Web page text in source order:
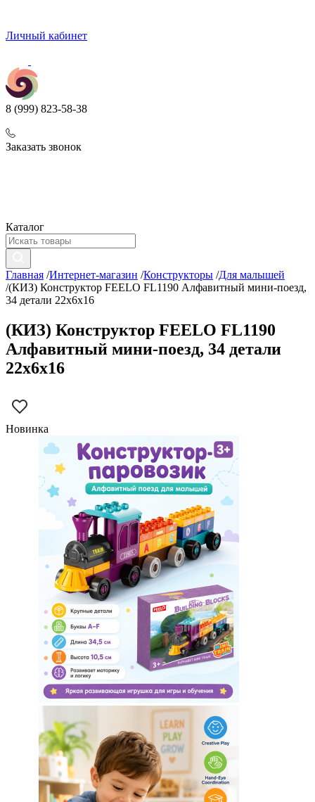
Личный кабинет
8 (999) 823-58-38
Заказать звонок
Каталог
Главная /Интернет-магазин /Конструкторы /Для малышей
/(КИЗ) Конструктор FEELO FL1190 Алфавитный мини-поезд,
34 детали 22x6x16
(КИЗ) Конструктор FEELO FL1190
Алфавитный мини-поезд, 34 детали
22x6x16
Новинка